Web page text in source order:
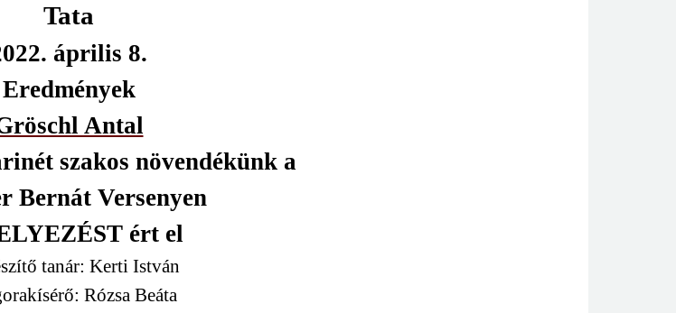
Tata
április 8.
Eredmények
Antal
szakos növendékünk a
Bernát Versenyen
ért el
tanár: Kerti István
Rózsa Beáta